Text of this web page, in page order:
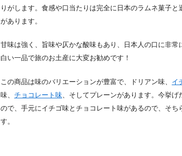
りがします。食感や口当たりは完全に日本のラムネ菓子
があります。
甘味は強く、旨味や仄かな酸味もあり、日本人の口に非
白い一品で旅のお土産に大変お勧めです！
この商品は味のバリエーションが豊富で、ドリアン味、 イ
味、 チョコレート味 、そしてプレーンがあります。今挙
ので、手元にイチゴ味とチョコレート味があるので、そち
す。